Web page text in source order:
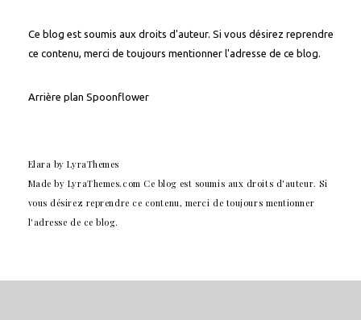
Ce blog est soumis aux droits d'auteur. Si vous désirez reprendre
ce contenu, merci de toujours mentionner l'adresse de ce blog.
Arrière plan Spoonflower
Elara by LyraThemes
Made by LyraThemes.com Ce blog est soumis aux droits d'auteur. Si
vous désirez reprendre ce contenu, merci de toujours mentionner
l'adresse de ce blog.